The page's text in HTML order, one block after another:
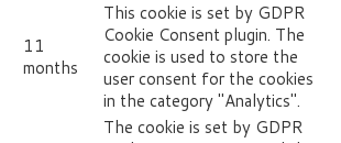
11
months
This cookie is set by GDPR
Cookie Consent plugin. The
cookie is used to store the
user consent for the cookies
in the category "Analytics".
The cookie is set by GDPR